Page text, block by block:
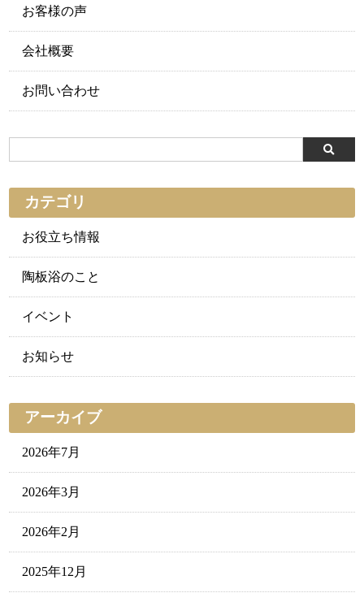
お客様の声
会社概要
お問い合わせ
カテゴリ
お役立ち情報
陶板浴のこと
イベント
お知らせ
アーカイブ
2026年7月
2026年3月
2026年2月
2025年12月